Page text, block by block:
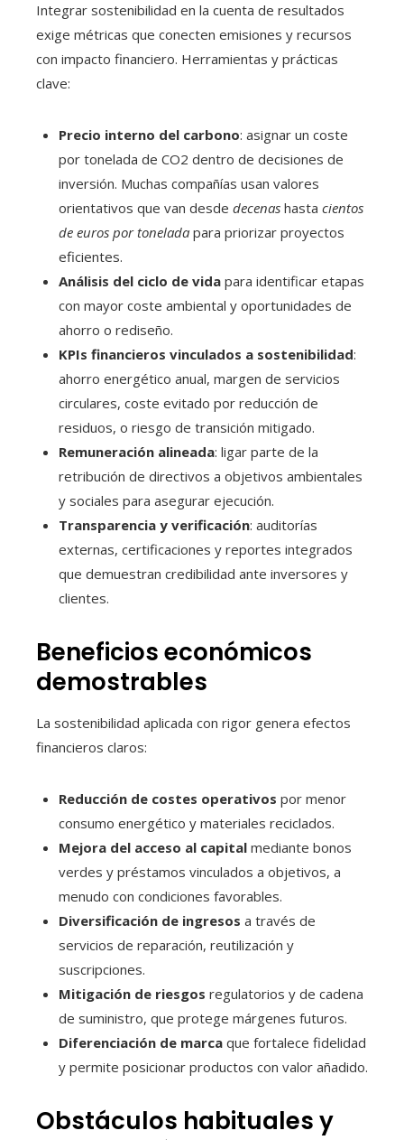
Integrar sostenibilidad en la cuenta de resultados
exige métricas que conecten emisiones y recursos
con impacto financiero. Herramientas y prácticas
clave:
Precio interno del carbono: asignar un coste
por tonelada de CO2 dentro de decisiones de
inversión. Muchas compañías usan valores
orientativos que van desde decenas hasta cientos
de euros por tonelada para priorizar proyectos
eficientes.
Análisis del ciclo de vida para identificar etapas
con mayor coste ambiental y oportunidades de
ahorro o rediseño.
KPIs financieros vinculados a sostenibilidad:
ahorro energético anual, margen de servicios
circulares, coste evitado por reducción de
residuos, o riesgo de transición mitigado.
Remuneración alineada: ligar parte de la
retribución de directivos a objetivos ambientales
y sociales para asegurar ejecución.
Transparencia y verificación: auditorías
externas, certificaciones y reportes integrados
que demuestran credibilidad ante inversores y
clientes.
Beneficios económicos
demostrables
La sostenibilidad aplicada con rigor genera efectos
financieros claros:
Reducción de costes operativos por menor
consumo energético y materiales reciclados.
Mejora del acceso al capital mediante bonos
verdes y préstamos vinculados a objetivos, a
menudo con condiciones favorables.
Diversificación de ingresos a través de
servicios de reparación, reutilización y
suscripciones.
Mitigación de riesgos regulatorios y de cadena
de suministro, que protege márgenes futuros.
Diferenciación de marca que fortalece fidelidad
y permite posicionar productos con valor añadido.
Obstáculos habituales y